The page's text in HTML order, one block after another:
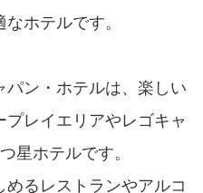
ホテルです。
ン・ホテルは、楽しい
レイエリアやレゴキャ
星ホテルです。
るレストランやアルコ